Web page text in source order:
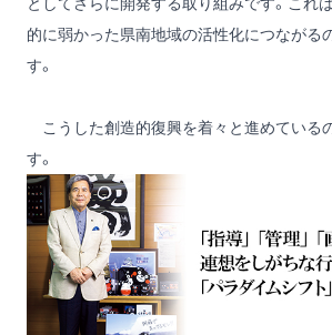
的に弱かった県南地域の活性化につながる
す。
こうした創造的復興を着々と進めている
す。